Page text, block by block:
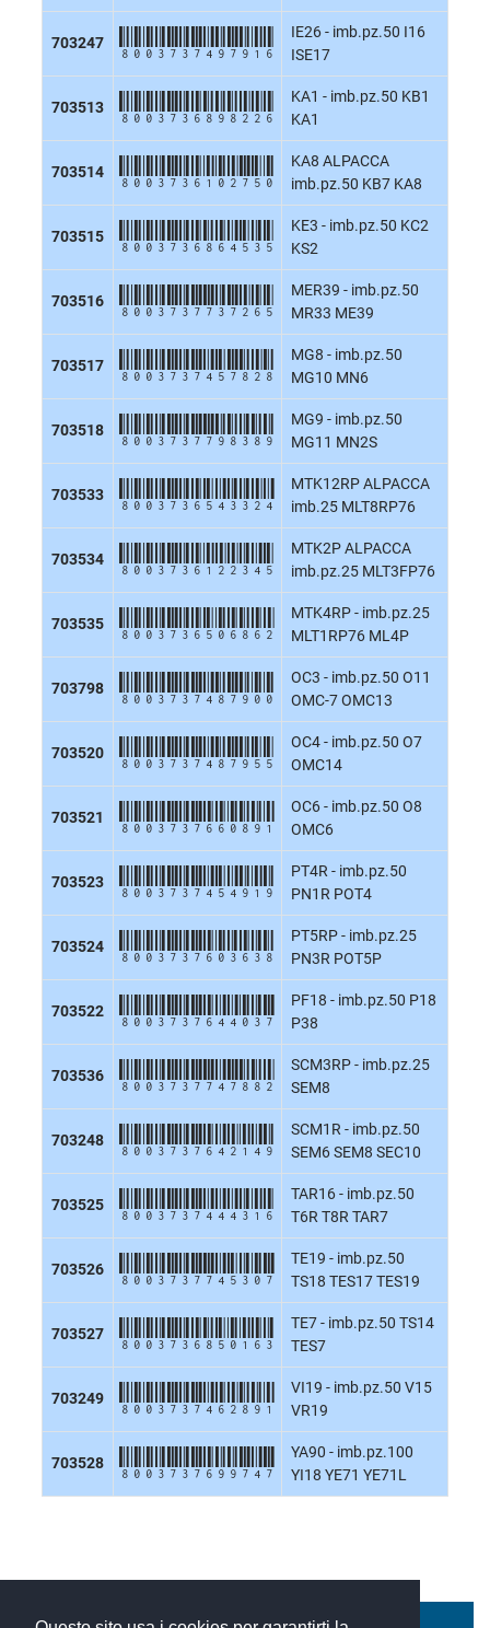
703247 8003737497916
IE26 - imb.pz.50 I16
ISE17
703513 8003736898226
KA1 - imb.pz.50 KB1
KA1
703514 8003736102750
KA8 ALPACCA
imb.pz.50 KB7 KA8
703515 8003736864535
KE3 - imb.pz.50 KC2
KS2
703516 8003737737265
MER39 - imb.pz.50
MR33 ME39
703517 8003737457828
MG8 - imb.pz.50
MG10 MN6
703518 8003737798389
MG9 - imb.pz.50
MG11 MN2S
703533 8003736543324
MTK12RP ALPACCA
imb.25 MLT8RP76
703534 8003736122345
MTK2P ALPACCA
imb.pz.25 MLT3FP76
703535 8003736506862
MTK4RP - imb.pz.25
MLT1RP76 ML4P
703798 8003737487900
OC3 - imb.pz.50 O11
OMC-7 OMC13
703520 8003737487955
OC4 - imb.pz.50 O7
OMC14
703521 8003737660891
OC6 - imb.pz.50 O8
OMC6
703523 8003737454919
PT4R - imb.pz.50
PN1R POT4
703524 8003737603638
PT5RP - imb.pz.25
PN3R POT5P
703522 8003737644037
PF18 - imb.pz.50 P18
P38
703536 8003737747882
SCM3RP - imb.pz.25
SEM8
703248 8003737642149
SCM1R - imb.pz.50
SEM6 SEM8 SEC10
703525 8003737444316
TAR16 - imb.pz.50
T6R T8R TAR7
703526 8003737745307
TE19 - imb.pz.50
TS18 TES17 TES19
703527 8003736850163
TE7 - imb.pz.50 TS14
TES7
703249 8003737462891
VI19 - imb.pz.50 V15
VR19
703528 8003737699747
YA90 - imb.pz.100
YI18 YE71 YE71L